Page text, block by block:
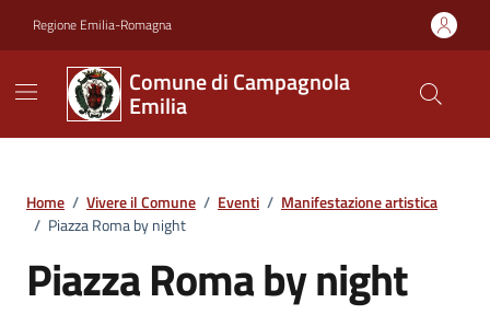
Regione Emilia-Romagna
Comune di Campagnola
Emilia
Home / Vivere il Comune / Eventi / Manifestazione artistica
/ Piazza Roma by night
Piazza Roma by night